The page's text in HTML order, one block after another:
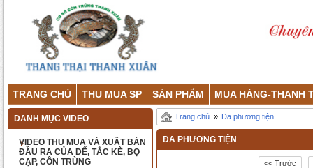
TRANG CHỦ THU MUA SP SẢN PHẨM MUA HÀNG-THANH
DANH MỤC VIDEO
VIDEO THU MUA VÀ XUẤT BÁN
ĐẦU RA CỦA DẾ, TẮC KÈ, BỌ
CẠP, CÔN TRÙNG
Trang chủ » Đa phương tiện
ĐA PHƯƠNG TIỆN
<< Trước